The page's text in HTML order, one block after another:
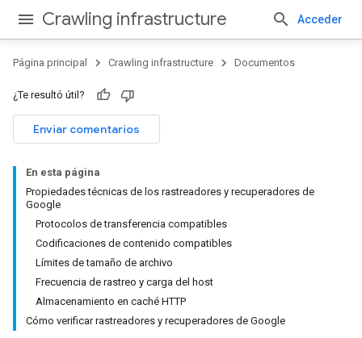
Crawling infrastructure Acceder
Página principal Crawling infrastructure Documentos
¿Te resultó útil?
Enviar comentarios
En esta página
Propiedades técnicas de los rastreadores y recuperadores de
Google
Protocolos de transferencia compatibles
Codificaciones de contenido compatibles
Límites de tamaño de archivo
Frecuencia de rastreo y carga del host
Almacenamiento en caché HTTP
Cómo verificar rastreadores y recuperadores de Google